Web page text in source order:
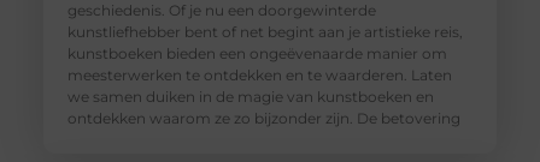
geschiedenis. Of je nu een doorgewinterde
kunstliefhebber bent of net begint aan je artistieke reis,
kunstboeken bieden een ongeëvenaarde manier om
meesterwerken te ontdekken en te waarderen. Laten
we samen duiken in de magie van kunstboeken en
ontdekken waarom ze zo bijzonder zijn. De betovering